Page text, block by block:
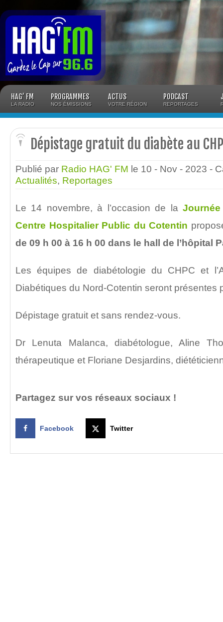
HAG’ FM
LA RADIO
PROGRAMMES
NOS ÉMISSIONS
ACTUS
VOTRE RÉGION
PODCAST
REPORTAGES
Dépistage gratuit du diabète au
Publié par Radio HAG' FM le 10 - Nov - 2023 -
Actualités, Reportages
Le 14 novembre, à l’occasion de la
Centre Hospitalier Public du Cotentin
de 09 h 00 à 16 h 00 dans le hall de l’hôpital
Les équipes de diabétologie du CHPC et
Diabétiques du Nord-Cotentin seront présentes
Dépistage gratuit et sans rendez-vous.
Dr Lenuta Malanca, diabétologue, Aline
thérapeutique et Floriane Desjardins,
Partagez sur vos réseaux sociaux !
Facebook Twitter
Panneau de gestion des cookies